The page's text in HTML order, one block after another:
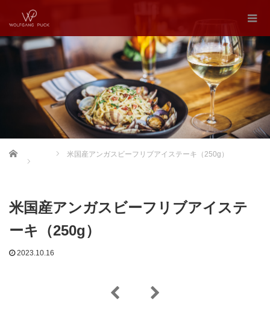
Home 米国産アンガスビーフリブアイステーキ（250g）
米国産アンガスビーフリブアイステ
ーキ（250g）
2023.10.16